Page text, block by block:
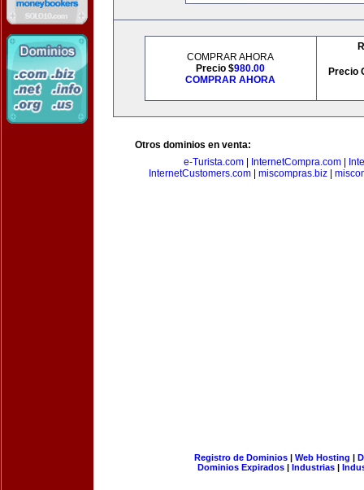
COMPRAR AHORA
Precio $980.00
COMPRAR AHORA
Precio
Otros dominios en venta:
e-Turista.com
InternetCompra.com
InternetCustomers.com| miscompras.biz|
Registro de Dominios| Web Hosting |
Dominios Expirados | Industrias |